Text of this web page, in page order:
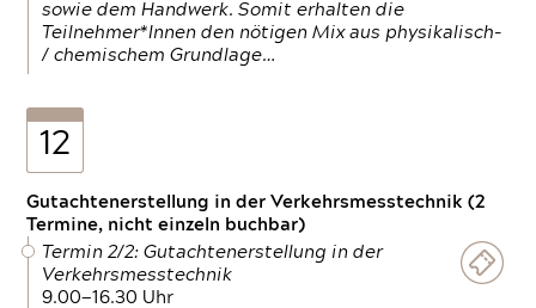
sowie dem Handwerk. Somit erhalten die
Teilnehmer*Innen den nötigen Mix aus physikalisch-
/ chemischem Grundlage…
12
Gutachtenerstellung in der Verkehrsmesstechnik (2
Termine, nicht einzeln buchbar)
Termin 2/2: Gutachtenerstellung in der
Verkehrsmesstechnik
9.00—16.30 Uhr